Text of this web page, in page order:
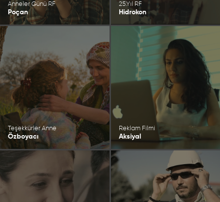
Anneler Günü RF
Poçan
25.Yıl RF
Hidrokon
Teşekkürler Anne
Özboyacı
Reklam Filmi
Aksiyal